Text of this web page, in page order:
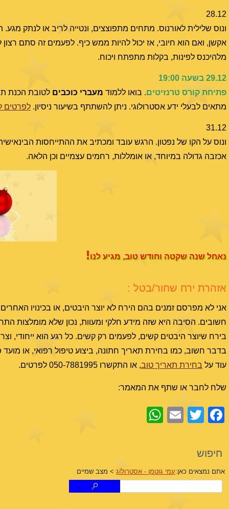
28.12
ונוס שלילית לאורנוס. מתחים מתפוצצים, ונטייה לריב או לנתק
אקשן, ואם הוא חיובי, אז יכול להיות ממש כיף. לפעמים זה סתם
מלהיכנס לפינות, בקלות מתפתח ויכוח.
29.12 בשעה 19:00
פתיחת קורס טרנזיטים. בואו ללמוד מעברי כוכבים לטובת הכנת
מתאים לבעלי ידע אסטרולוגי. ניתן להשתתף בשיעור ניסיון. לפרטים
31.12
ונוס על הקו של נפטון. הרגש עובד ומכתיב את ההתייחסות
אכזבה גדולה במיוחד, או אומללות, רחמים עצמיים וכן הלאה.
נאחל שנה שקטה וחודש טוב, מגיע לנו!
אזהרת ירח שחור/בטל :
חשובים. הסיבה היא שזה מידע חלקי ומעוות, נכון שלא מומלצות
בירח שיוצר היבטים קשים, לפעמים רק קשים. כל רגע הוא ייחודי,
בדבר חשוב, כמו בחירת תאריך חתונה, ביצוע טיפול רפואי, או
עוד על בחירת תאריך טוב, או התקשרו 050-7881995 לפרטים.
שלח לחבר או שתף את המאמר:
Facebook
Twitter
Email
חיפוש
אתם נמצאים כאן:עמי גוטמן - אסטרולוג > מצב שמיים